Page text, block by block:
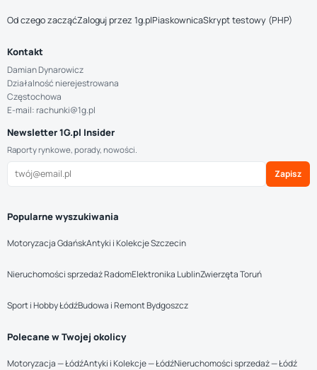
Od czego zacząćZaloguj przez 1g.plPiaskownicaSkrypt testowy (PHP)
Kontakt
Damian Dynarowicz
Działalność nierejestrowana
Częstochowa
E-mail: rachunki@1g.pl
Newsletter 1G.pl Insider
Raporty rynkowe, porady, nowości.
Zapisz
Popularne wyszukiwania
Motoryzacja GdańskAntyki i Kolekcje Szczecin
Nieruchomości sprzedaż RadomElektronika LublinZwierzęta Toruń
Sport i Hobby ŁódźBudowa i Remont Bydgoszcz
Polecane w Twojej okolicy
Motoryzacja — ŁódźAntyki i Kolekcje — ŁódźNieruchomości sprzedaż — Łódź